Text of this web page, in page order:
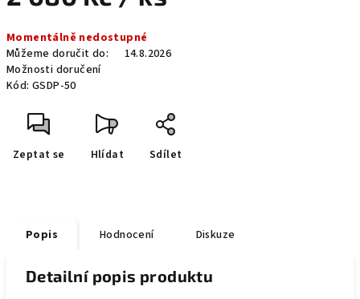
cena:
Momentálně nedostupné
Můžeme doručit do:
14.8.2026
Možnosti doručení
Kód: GSDP-50
Zeptat se Hlídat Sdílet
Popis Hodnocení Diskuze
Detailní popis produktu